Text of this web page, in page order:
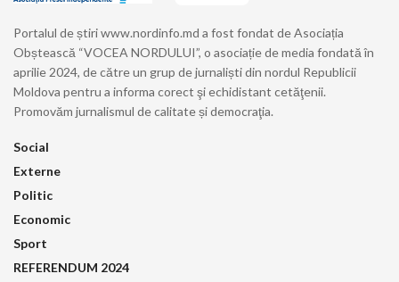
Portalul de știri www.nordinfo.md a fost fondat de Asociația
Obștească “VOCEA NORDULUI”, o asociație de media fondată în
aprilie 2024, de către un grup de jurnaliști din nordul Republicii
Moldova pentru a informa corect şi echidistant cetăţenii.
Promovăm jurnalismul de calitate și democraţia.
Social
Externe
Politic
Economic
Sport
REFERENDUM 2024